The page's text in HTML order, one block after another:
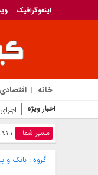
اینفوگرافیک
خانه اقتصادی
اخبار ویژه
مسیر شما
گروه :بانک‌ و